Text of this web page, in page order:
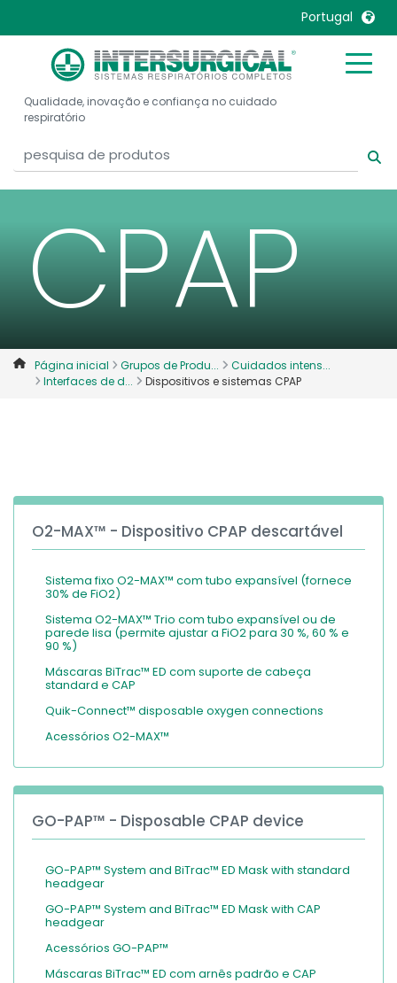
Portugal
United Kingdom
United States
België, Nederlands
Belgique, Français
Canada, Français
Denmark
Deutschland
Malaysia
Nederlands
Russia
Sweden
Qualidade, inovação e confiança no cuidado
respiratório
e
CPAP
Página inicial Grupos de Produ...
Cuidados intens...
Interfaces de d...
Dispositivos e sistemas CPAP
O2-MAX™ - Dispositivo CPAP descartável
Sistema fixo O2-MAX™ com tubo expansível (fornece
30% de FiO2)
Sistema O2-MAX™ Trio com tubo expansível ou de
parede lisa (permite ajustar a FiO2 para 30 %, 60 % e
90 %)
Máscaras BiTrac™ ED com suporte de cabeça
standard e CAP
Quik-Connect™ disposable oxygen connections
Acessórios O2-MAX™
GO-PAP™ - Disposable CPAP device
GO-PAP™ System and BiTrac™ ED Mask with standard
headgear
GO-PAP™ System and BiTrac™ ED Mask with CAP
headgear
Acessórios GO-PAP™
Máscaras BiTrac™ ED com arnês padrão e CAP